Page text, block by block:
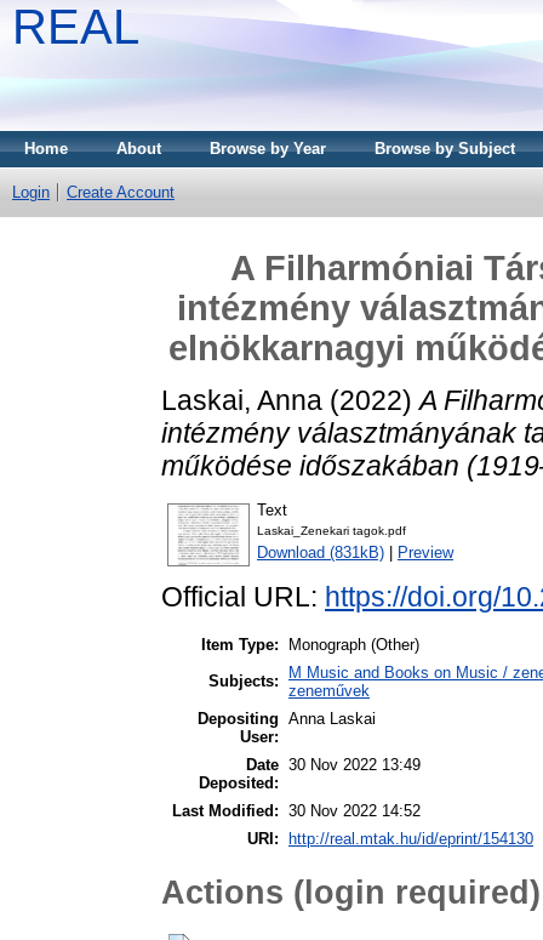
REAL
Home About Browse by Year Browse by Subject
Login Create Account
A Filharmóniai
intézmény
elnökkarnagyi
Laskai, Anna (2022)A
intézmény választmányának
működése időszakában
Text
Laskai_Zenekari tagok.pdf
Download (831kB) Preview
Official URL: https://doi.org/
Item Type:
Monograph (Other)
Subjects:
M Music and Books on Music /
zeneművek
Depositing
User:
Anna Laskai
Date
Deposited:
30 Nov 2022 13:49
Last Modified: 30 Nov 2022 14:52
URI:
http://real.mtak.hu/id/eprint/154130
Actions (login required)